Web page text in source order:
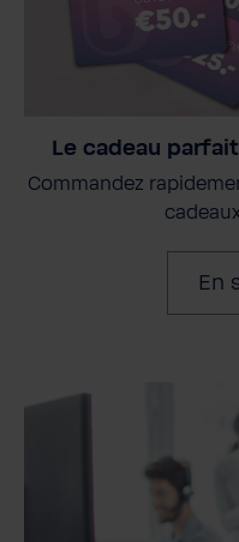
Le cadeau
Commandez
En